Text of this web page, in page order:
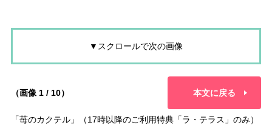
▼スクロールで次の画像
（画像 1 / 10） 本文に戻る
「苺のカクテル」（17時以降のご利用特典「ラ・テラス」のみ）